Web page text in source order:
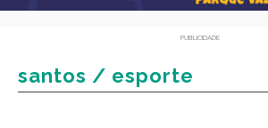
PUBLICIDADE
santos / esporte